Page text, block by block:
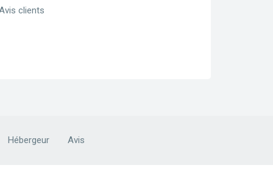
clients
Hébergeur Avis